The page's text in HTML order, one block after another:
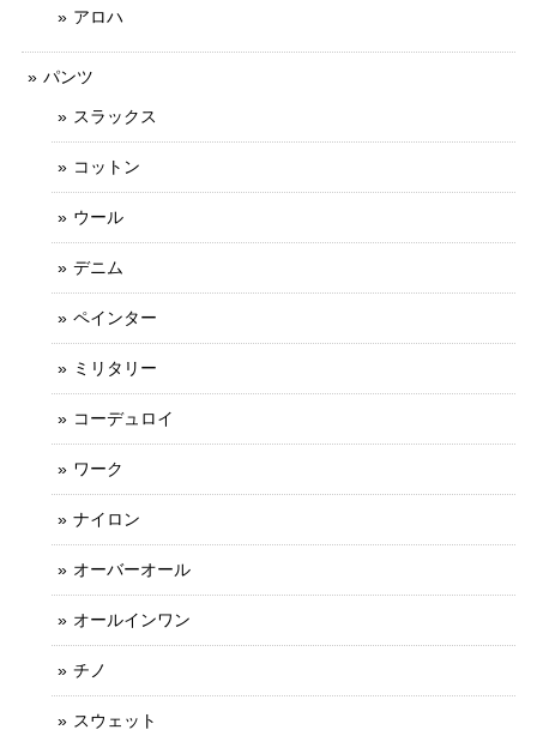
アロハ
パンツ
スラックス
コットン
ウール
デニム
ペインター
ミリタリー
コーデュロイ
ワーク
ナイロン
オーバーオール
オールインワン
チノ
スウェット